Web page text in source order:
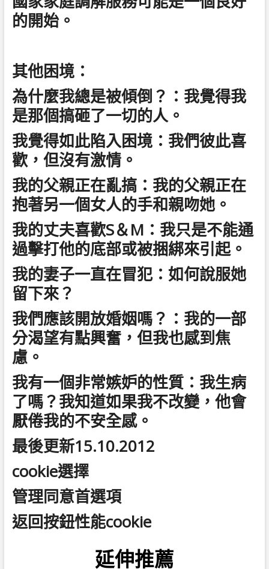
的開始。
其他困境：
為什麼我總是被傾倒？：我覺得我
是那個搞砸了一切的人。
我覺得如此陷入困境：我們彼此喜
歡，但沒有激情。
我的父親正在亂搞：我的父親正在
抱著另一個女人的手和親吻她。
我的丈夫喜歡S＆M：我只是不能通
過擊打他的底部或被捆綁來引起。
我的妻子一直在冒犯：如何說服她
留下來？
我們應該開放婚姻嗎？：我的一部
分渴望有點興奮，但我也感到焦
慮。
我有一個非常嫉妒的性質：我生病
了嗎？我知道如果我不改變，他會
厭倦我的不安全感。
最後更新15.10.2012
cookie選擇
管理同意首選項
返回按鈕性能cookie
延伸推薦